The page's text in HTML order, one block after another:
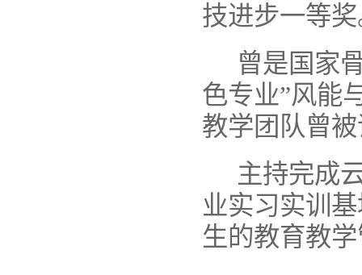
技进步一等
曾是国家
色专业”风能
教学团队曾
主持完成
业实习实训
生的教育教